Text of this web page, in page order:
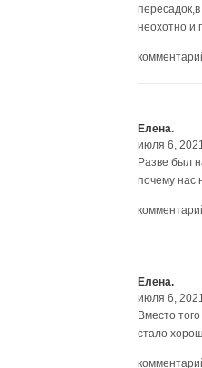
неохотно и
Елена.
июля 6,
Разве был
почему нас
Елена.
июля 6,
Вместо
стало